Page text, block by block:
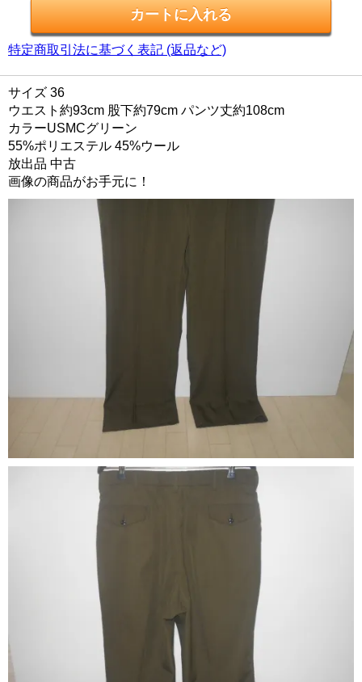
特定商取引法に基づく表記 (返品など)
サイズ 36
ウエスト約93cm 股下約79cm パンツ丈約108cm
カラーUSMCグリーン
55%ポリエステル 45%ウール
放出品 中古
画像の商品がお手元に！